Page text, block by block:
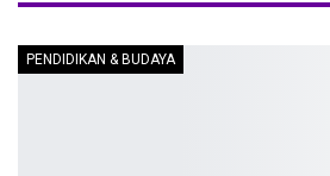
PENDIDIKAN & BUDAYA